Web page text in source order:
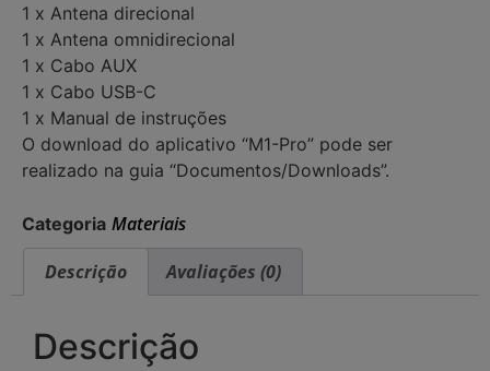
1 x Antena direcional
1 x Antena omnidirecional
1 x Cabo AUX
1 x Cabo USB-C
1 x Manual de instruções
O download do aplicativo “M1-Pro” pode ser
realizado na guia “Documentos/Downloads”.
Categoria Materiais
Descrição
Avaliações (0)
Descrição